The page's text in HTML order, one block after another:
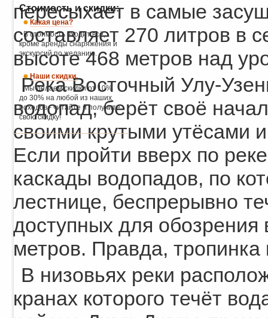
пересыхает в самые
составляет 270 литров в
высоте 468 метров над
Река Восточный Улу-
водопад, берёт своё
своими крутыми утёсами
Если пройти вверх по
каскады водопадов, по
лестнице, беспрерывно
доступных для
метров. Правда, тропинка
В низовьях реки
кранах которого течёт
Стоимость и скидки:
Какая цена?
В стоимость входит всё,
кроме аренды снаряжения и
экскурсий по желанию.
Наши скидки.
Мы делаем скидки от 10%
до 30% на любой из наших
походов - читайте и получите
свою скидку!